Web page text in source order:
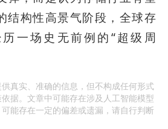
结构性高景气阶段，全球存
一场史无前例的“超级周
真实、准确的信息，但不构成任何形式
据。文章中可能存在涉及人工智能模型
能存在一定的偏差或遗漏，请自行判断